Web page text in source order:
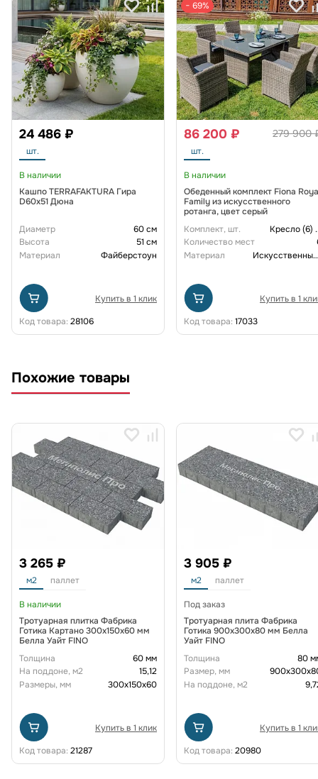
24 486 ₽
шт.
В наличии
Кашпо TERRAFAKTURA Гира
D60х51 Дюна
Диаметр
60 см
Высота
51 см
Материал
Файберстоун
Купить в 1 клик
Код товара: 28106
− 69%
279 900
86 200 ₽
шт.
В наличии
Обеденный комплект Fiona
Family из искусственного
ротанга, цвет серый
Комплект, шт.
Кресло (6)
Количество мест
Материал
Искусственный ротанг
Купить в 1
Код товара: 17033
Похожие товары
3 265 ₽
м2 паллет
В наличии
Тротуарная плитка Фабрика
Готика Картано 300х150х60 мм
Белла Уайт FINO
Толщина
60 мм
На поддоне, м2
15,12
Размеры, мм
300х150х60
Купить в 1 клик
Код товара: 21287
3 905 ₽
м2 паллет
Под заказ
Тротуарная плита Фабрика
Готика 900х300х80 мм Белла
Уайт FINO
Толщина
80
Размер, мм
На поддоне, м2
Купить в 1
Код товара: 20980